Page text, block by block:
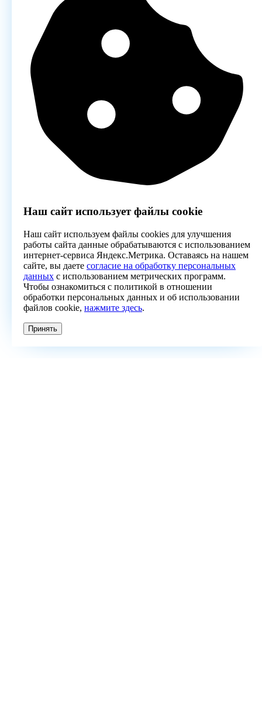
Наш сайт использует файлы cookie
Наш сайт используем файлы cookies для улучшения
работы сайта данные обрабатываются с использованием
интернет-сервиса Яндекс.Метрика. Оставаясь на нашем
сайте, вы даете согласие на обработку персональных
данных с использованием метрических программ.
Чтобы ознакомиться с политикой в отношении
обработки персональных данных и об использовании
файлов cookie, нажмите здесь.
Принять